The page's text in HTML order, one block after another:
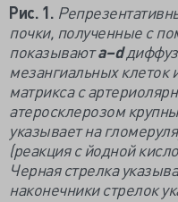
Рис. 1.
почки, полученные с
показываютa–d
мезангиальных клеток
матрикса с
атеросклерозом
указывает на
(реакция с йодной
Черная стрелка
наконечники стрелок